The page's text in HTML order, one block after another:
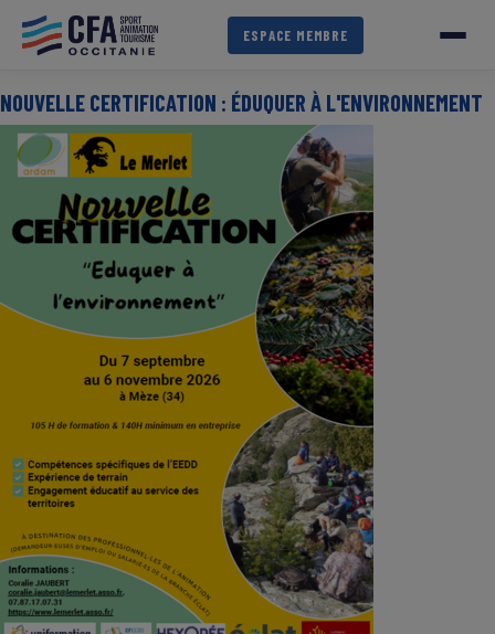
contenu
ESPACE MEMBRE
NOUVELLE CERTIFICATION : ÉDUQUER À L'ENVIRONNEMENT